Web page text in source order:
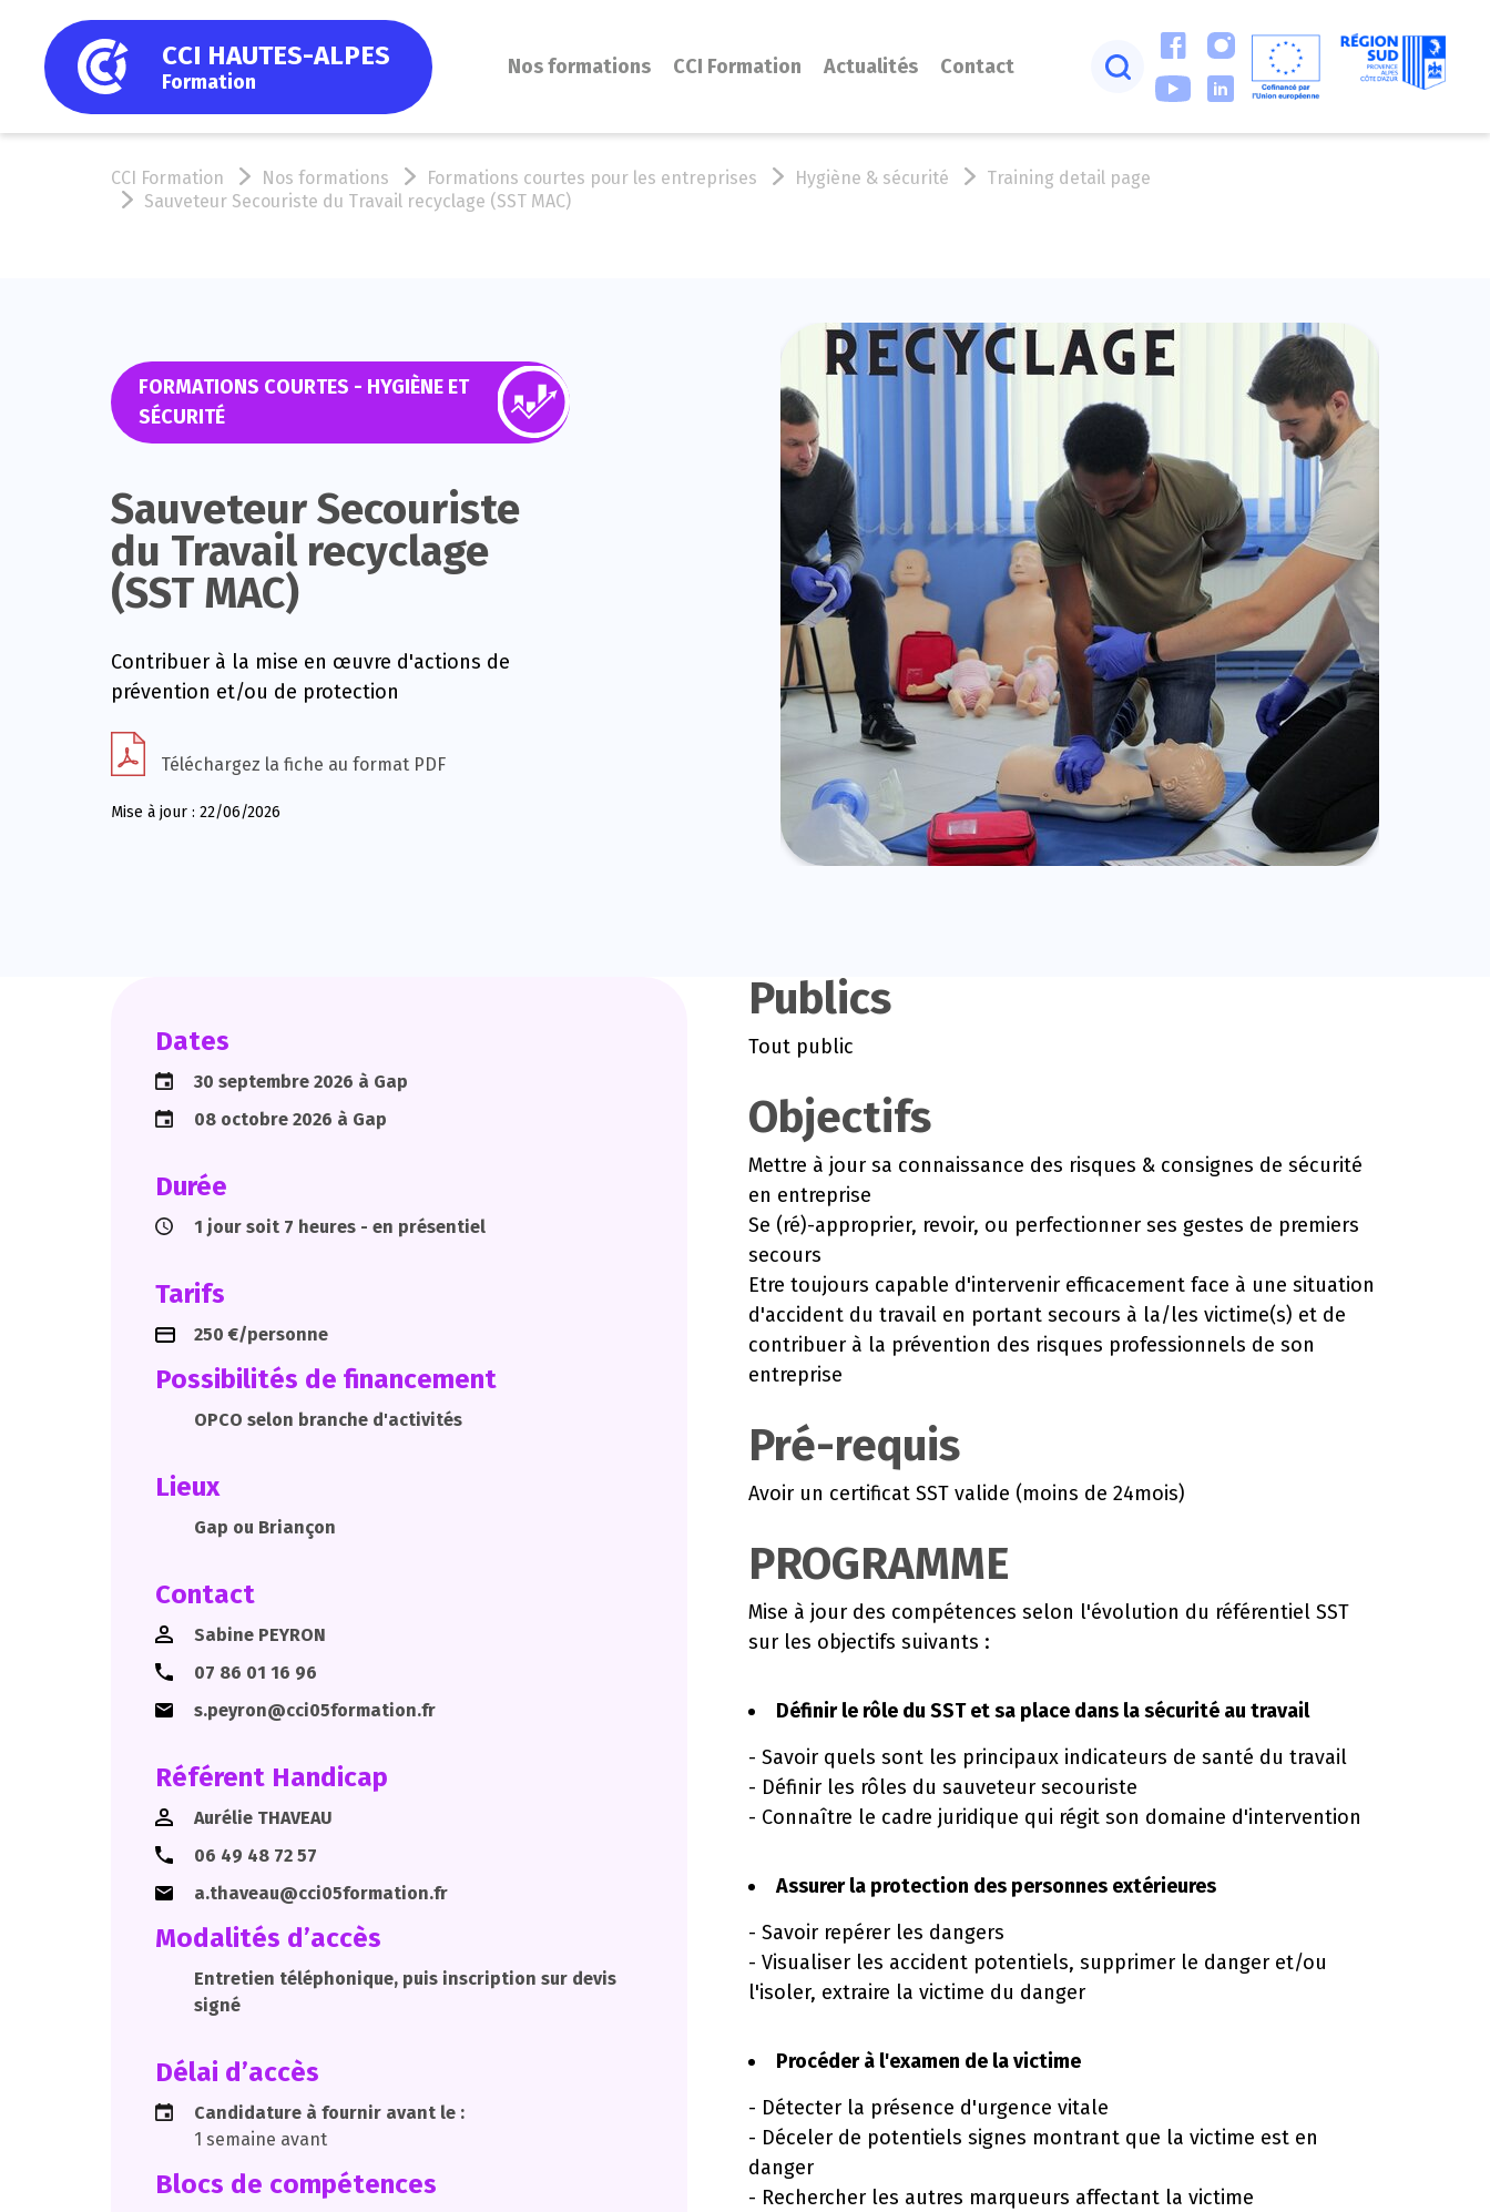
CCI HAUTES-ALPES
Formation
Nos formations CCI Formation Actualités Contact
CCI Formation Nos formations Formations courtes pour les entreprises Hygiène & sécurité
Training detail page
Sauveteur Secouriste du Travail recyclage (SST MAC)
FORMATIONS COURTES - HYGIÈNE ET
SÉCURITÉ
Sauveteur Secouriste
du Travail recyclage
(SST MAC)
Contribuer à la mise en œuvre d'actions de
prévention et/ou de protection
Téléchargez la fiche au format PDF
Mise à jour : 22/06/2026
Dates
30 septembre 2026 à Gap
08 octobre 2026 à Gap
Durée
1 jour soit 7 heures - en présentiel
Tarifs
250 €/personne
Possibilités de financement
OPCO selon branche d'activités
Lieux
Gap ou Briançon
Contact
Sabine PEYRON
07 86 01 16 96
s.peyron@cci05formation.fr
Référent Handicap
Aurélie THAVEAU
06 49 48 72 57
a.thaveau@cci05formation.fr
Modalités d’accès
Entretien téléphonique, puis inscription sur devis
signé
Délai d’accès
Candidature à fournir avant le :
1 semaine avant
Blocs de compétences
Publics
Tout public
Objectifs
Mettre à jour sa connaissance des risques & consignes de sécurité
en entreprise
Se (ré)-approprier, revoir, ou perfectionner ses gestes de premiers
secours
Etre toujours capable d'intervenir efficacement face à une situation
d'accident du travail en portant secours à la/les victime(s) et de
contribuer à la prévention des risques professionnels de son
entreprise
Pré-requis
Avoir un certificat SST valide (moins de 24mois)
PROGRAMME
Mise à jour des compétences selon l'évolution du référentiel SST
sur les objectifs suivants :
Définir le rôle du SST et sa place dans la sécurité au travail
- Savoir quels sont les principaux indicateurs de santé du travail
- Définir les rôles du sauveteur secouriste
- Connaître le cadre juridique qui régit son domaine d'intervention
Assurer la protection des personnes extérieures
- Savoir repérer les dangers
- Visualiser les accident potentiels, supprimer le danger et/ou
l'isoler, extraire la victime du danger
Procéder à l'examen de la victime
- Détecter la présence d'urgence vitale
- Déceler de potentiels signes montrant que la victime est en
danger
- Rechercher les autres marqueurs affectant la victime